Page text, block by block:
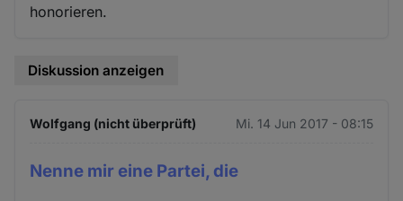
honorieren.
Diskussion anzeigen
Wolfgang (nicht überprüft) Mi. 14 Jun 2017 - 08:15
Nenne mir eine Partei, die